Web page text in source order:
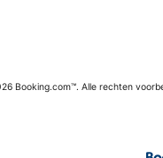
Booking.com™. Alle rechten